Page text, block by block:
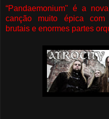
“Pandaemonium" é a
canção muito épica com
brutais e enormes partes